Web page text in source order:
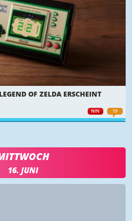
NIN 19
OF ZELDA ERSCHEINT
16. JUNI